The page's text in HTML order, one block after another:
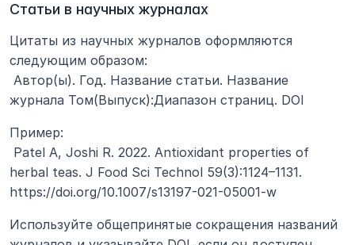
Статьи в научных журналах
Цитаты из научных журналов оформляются
следующим образом:
журнала Том(Выпуск):Диапазон страниц. DOI
Пример:
herbal teas. J Food Sci Technol 59(3):1124–1131.
https://doi.org/10.1007/s13197-021-05001-w
Используйте общепринятые сокращения названий